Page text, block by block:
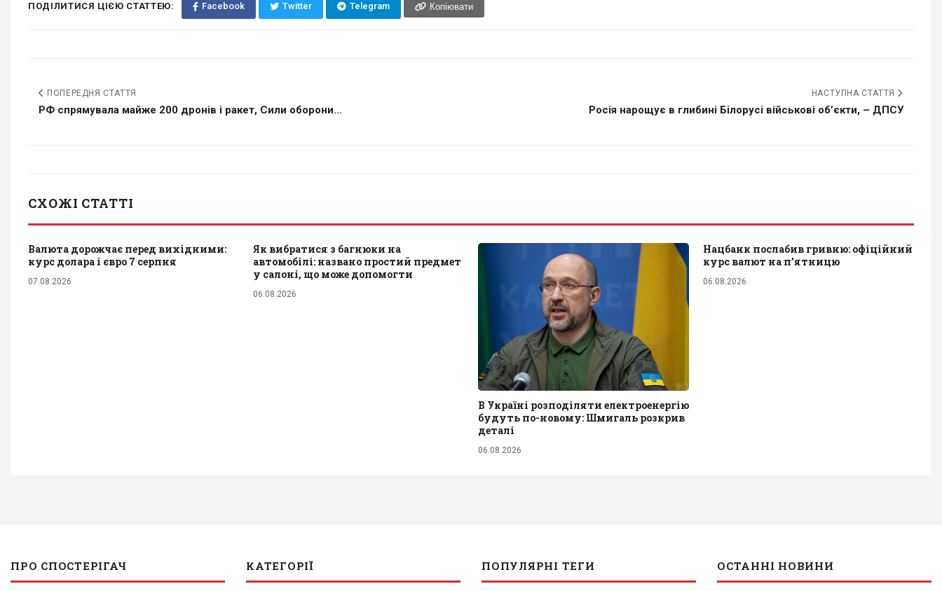
ПОДІЛИТИСЯ ЦІЄЮ СТАТТЕЮ: Facebook Twitter Telegram Копіювати
ПОПЕРЕДНЯ СТАТТЯ
РФ спрямувала майже 200 дронів і ракет, Сили оборони...
НАСТУПНА СТАТТЯ
Росія нарощує в глибині Білорусі військові об’єкти, – ДПСУ
СХОЖІ СТАТТІ
Валюта дорожчає перед вихідними:
курс долара і євро 7 серпня
07.08.2026
Як вибратися з багнюки на
автомобілі: названо простий предмет
у салоні, що може допомогти
06.08.2026
В Україні розподіляти електроенергію
будуть по-новому: Шмигаль розкрив
деталі
06.08.2026
Нацбанк послабив гривню: офіційний
курс валют на п’ятницю
06.08.2026
ПРО СПОСТЕРІГАЧ КАТЕГОРІЇ ПОПУЛЯРНІ ТЕГИ ОСТАННІ НОВИНИ